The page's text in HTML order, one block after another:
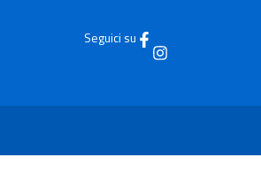
Seguici su